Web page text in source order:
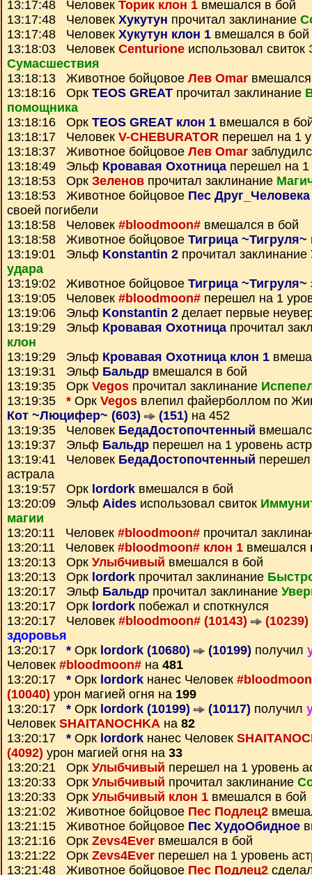
13:17:48 Человек Торик клон 1 вмешался в бой
13:17:48 Человек Хукутун прочитал заклинание
13:17:48 Человек Хукутун клон 1 вмешался в бой
13:18:03 Человек Centurione использовал свиток
Сумаcшествия
13:18:13 Животное бойцовое Лев Omar
13:18:16 Орк TEOS GREAT прочитал заклинание
помощника
13:18:16 Орк TEOS GREAT клон 1 вмешался в
13:18:17 Человек V-CHEBURATOR перешел на 1
13:18:37 Животное бойцовое Лев Omar
13:18:49 Эльф Кровавая Охотницаперешел на 1
13:18:53 Орк Зеленов прочитал заклинание
13:18:53 Животное бойцовое Пес Друг_Человека
своей погибели
13:18:58 Человек #bloodmoon# вмешался в бой
13:18:58 Животное бойцовое Тигрица ~Тигруля~
13:19:01 Эльф Konstantin 2 прочитал заклинание
удара
13:19:02 Животное бойцовое Тигрица ~Тигруля~
13:19:05 Человек #bloodmoon# перешел на 1
13:19:06 Эльф Konstantin 2 делает первые
13:19:29 Эльф Кровавая Охотницапрочитал
клон
13:19:29 Эльф Кровавая Охотница клон 1
13:19:31 Эльф Бальдр вмешался в бой
13:19:35 Орк Vegos прочитал заклинание
13:19:35 * Орк Vegos влепил файерболлом по
Кот ~Люцифер~ (603)
(151) на 452
13:19:35 Человек БедаДостопочтенный
13:19:37 Эльф Бальдр перешел на 1 уровень
13:19:41 Человек БедаДостопочтенный
астрала
13:19:57 Орк lordork вмешался в бой
13:20:09 Эльф Aides использовал свиток
магии
13:20:11 Человек #bloodmoon# прочитал
13:20:11 Человек #bloodmoon# клон 1 вмешался
13:20:13 Орк Улыбчивый вмешался в бой
13:20:13 Орк lordork прочитал заклинание
13:20:17 Эльф Бальдр прочитал заклинание
13:20:17 Орк lordork побежал и споткнулся
13:20:17 Человек #bloodmoon# (10143) (10239)
здоровья
13:20:17 * Орк lordork (10680) (10199) получил
Человек #bloodmoon# на 481
13:20:17 * Орк lordork нанес Человек
(10040) урон магией огня на 199
13:20:17 * Орк lordork (10199) (10117) получил
Человек SHAITANOCHKA на 82
13:20:17 * Орк lordork нанес Человек
(4092) урон магией огня на 33
13:20:21 Орк Улыбчивый перешел на 1 уровень
13:20:33 Орк Улыбчивый прочитал заклинание
13:20:33 Орк Улыбчивый клон 1 вмешался в бой
13:21:02 Животное бойцовое Пес Подлец2
13:21:15 Животное бойцовое Пес ХудоОбидное
13:21:16 Орк Zevs4Ever вмешался в бой
13:21:22 Орк Zevs4Ever перешел на 1 уровень
13:21:48 Животное бойцовое Пес Подлец2